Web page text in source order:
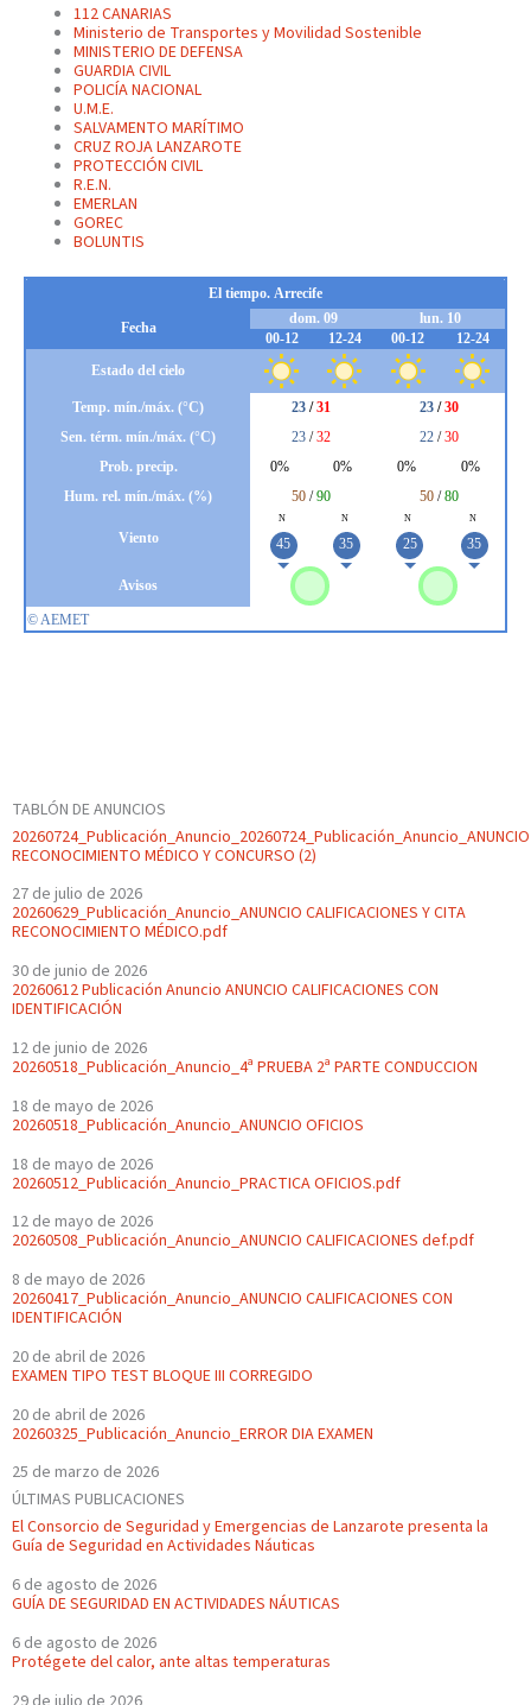
112 CANARIAS
Ministerio de Transportes y Movilidad Sostenible
MINISTERIO DE DEFENSA
GUARDIA CIVIL
POLICÍA NACIONAL
U.M.E.
SALVAMENTO MARÍTIMO
CRUZ ROJA LANZAROTE
PROTECCIÓN CIVIL
R.E.N.
EMERLAN
GOREC
BOLUNTIS
TABLÓN DE ANUNCIOS
20260724_Publicación_Anuncio_20260724_Publicación_Anuncio_ANUNCIO
RECONOCIMIENTO MÉDICO Y CONCURSO (2)
27 de julio de 2026
20260629_Publicación_Anuncio_ANUNCIO CALIFICACIONES Y CITA
RECONOCIMIENTO MÉDICO.pdf
30 de junio de 2026
20260612 Publicación Anuncio ANUNCIO CALIFICACIONES CON
IDENTIFICACIÓN
12 de junio de 2026
20260518_Publicación_Anuncio_4ª PRUEBA 2ª PARTE CONDUCCION
18 de mayo de 2026
20260518_Publicación_Anuncio_ANUNCIO OFICIOS
18 de mayo de 2026
20260512_Publicación_Anuncio_PRACTICA OFICIOS.pdf
12 de mayo de 2026
20260508_Publicación_Anuncio_ANUNCIO CALIFICACIONES def.pdf
8 de mayo de 2026
20260417_Publicación_Anuncio_ANUNCIO CALIFICACIONES CON
IDENTIFICACIÓN
20 de abril de 2026
EXAMEN TIPO TEST BLOQUE III CORREGIDO
20 de abril de 2026
20260325_Publicación_Anuncio_ERROR DIA EXAMEN
25 de marzo de 2026
ÚLTIMAS PUBLICACIONES
El Consorcio de Seguridad y Emergencias de Lanzarote presenta la
Guía de Seguridad en Actividades Náuticas
6 de agosto de 2026
GUÍA DE SEGURIDAD EN ACTIVIDADES NÁUTICAS
6 de agosto de 2026
Protégete del calor, ante altas temperaturas